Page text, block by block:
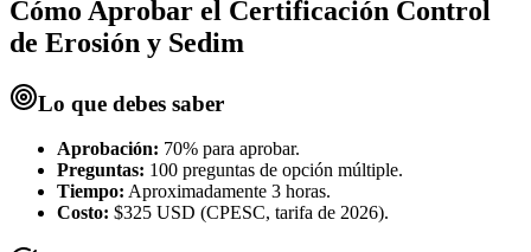
Cómo Aprobar el Certificación Control
de Erosión y Sedim
Lo que debes saber
Aprobación: 70% para aprobar.
Preguntas: 100 preguntas de opción múltiple.
Tiempo: Aproximadamente 3 horas.
Costo: $325 USD (CPESC, tarifa de 2026).